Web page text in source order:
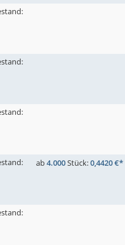
ab4.000Stück:0,4420 €*